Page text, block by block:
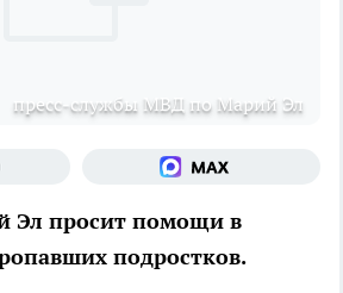
пресс-службы МВД по Марий Эл
Эл просит помощи в
подростков.